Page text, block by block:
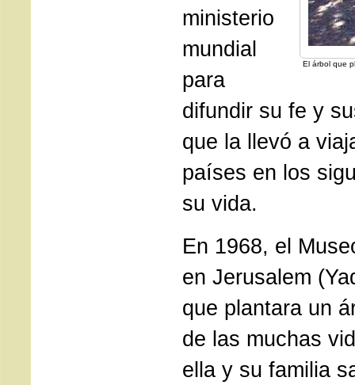
El árbol que
ministerio
mundial
para
difundir su fe y
que la llevó a
países en los
su vida.
En 1968, el
en Jerusalem
que plantara un
de las muchas
ella y su familia